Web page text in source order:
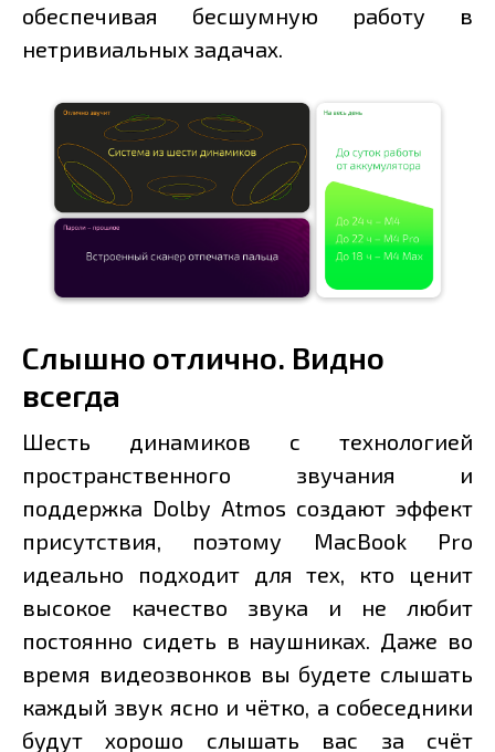
обеспечивая бесшумную работу в
нетривиальных задачах.
Слышно отлично. Видно
всегда
Шесть динамиков с технологией
пространственного звучания и
поддержка Dolby Atmos создают эффект
присутствия, поэтому MacBook Pro
идеально подходит для тех, кто ценит
высокое качество звука и не любит
постоянно сидеть в наушниках. Даже во
время видеозвонков вы будете слышать
каждый звук ясно и чётко, а собеседники
будут хорошо слышать вас за счёт